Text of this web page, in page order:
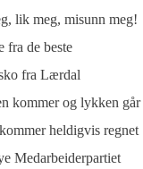
lik meg, misunn meg!
fra de beste
fra Lærdal
kommer og lykken går
heldigvis regnet
Medarbeiderpartiet